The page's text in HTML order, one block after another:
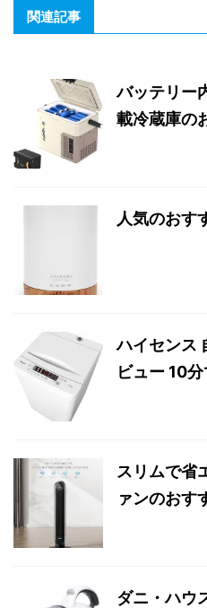
関連記事
バッテリー
載冷蔵庫の
人気のおす
ハイセンス
ビュー 10
スリムで省
ァンのおす
ダニ・ハウ